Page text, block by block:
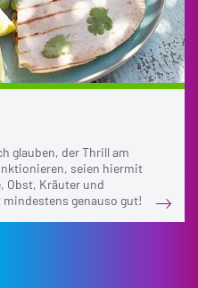
glauben, der Thrill am
seien hiermit
Obst, Kräuter und
mindestens genauso gut!